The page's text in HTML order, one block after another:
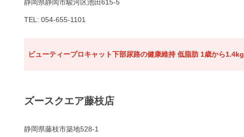
静岡県静岡市駿河区池田615-5
TEL: 054-655-1101
ビューティープロキャット下部尿路の健康維持 低脂肪 1歳から1.4kg
ズースクエア藤枝店
静岡県藤枝市築地528-1